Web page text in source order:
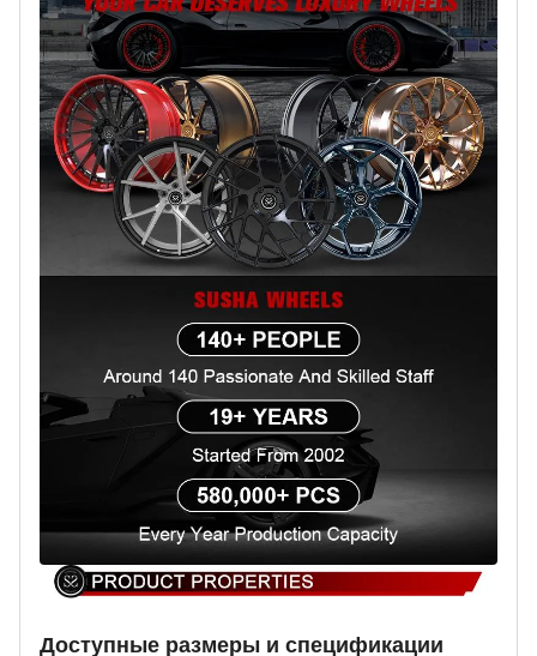
Доступные размеры и спецификации